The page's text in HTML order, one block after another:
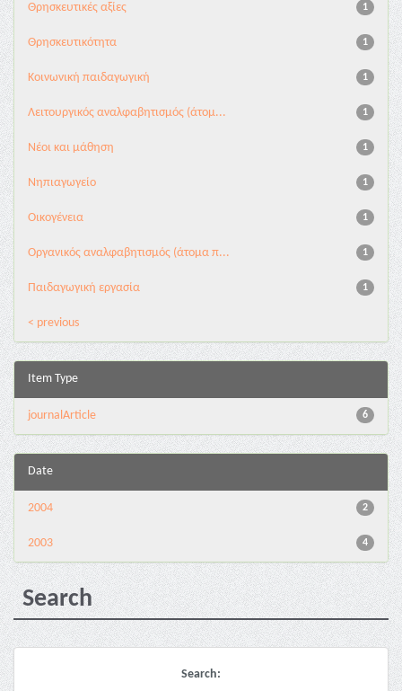
1
Θρησκευτικές αξίες
1
Θρησκευτικότητα
1
Κοινωνική παιδαγωγική
1
Λειτουργικός αναλφαβητισμός (άτομ...
1
Νέοι και μάθηση
1
Νηπιαγωγείο
1
Οικογένεια
1
Οργανικός αναλφαβητισμός (άτομα π...
1
Παιδαγωγική εργασία
< previous
Item Type
6
journalArticle
Date
2
2004
4
2003
Search
Search: